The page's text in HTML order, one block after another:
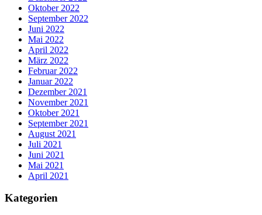
Oktober 2022
September 2022
Juni 2022
Mai 2022
April 2022
März 2022
Februar 2022
Januar 2022
Dezember 2021
November 2021
Oktober 2021
September 2021
August 2021
Juli 2021
Juni 2021
Mai 2021
April 2021
Kategorien